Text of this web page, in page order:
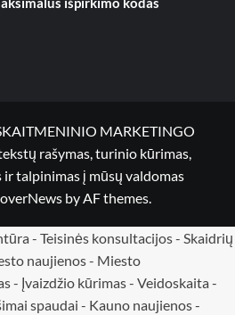
MARKETINGO
rašymas, turinio kūrimas,
talpinimas į mūsų valdomas
by AF themes.
- Teisinės konsultacijos- Skaidrių
naujienos- Miesto
- Įvaizdžio kūrimas- Veidoskaita -
spaudai - Kauno naujienos-